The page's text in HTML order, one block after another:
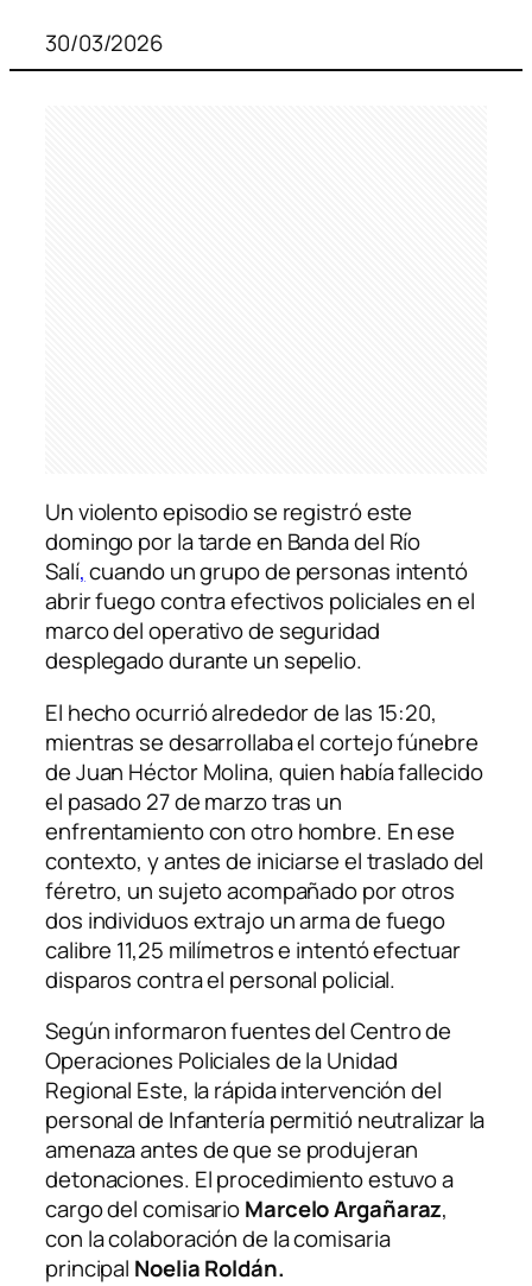
30/03/2026
Un violento episodio se registró este
domingo por la tarde en Banda del Río
Salí,cuando un grupo de personas intentó
abrir fuego contra efectivos policiales en el
marco del operativo de seguridad
desplegado durante un sepelio.
El hecho ocurrió alrededor de las 15:20,
mientras se desarrollaba el cortejo fúnebre
de Juan Héctor Molina, quien había fallecido
el pasado 27 de marzo tras un
enfrentamiento con otro hombre. En ese
contexto, y antes de iniciarse el traslado del
féretro, un sujeto acompañado por otros
dos individuos extrajo un arma de fuego
calibre 11,25 milímetros e intentó efectuar
disparos contra el personal policial.
Según informaron fuentes del Centro de
Operaciones Policiales de la Unidad
Regional Este, la rápida intervención del
personal de Infantería permitió neutralizar la
amenaza antes de que se produjeran
detonaciones. El procedimiento estuvo a
cargo del comisarioMarcelo Argañaraz,
con la colaboración de la comisaria
principal Noelia Roldán.